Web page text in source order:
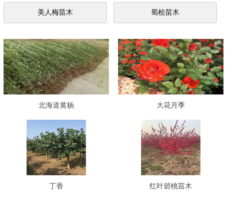
美人梅苗木 蜀桧苗木
北海道黄杨 大花月季
丁香 红叶碧桃苗木